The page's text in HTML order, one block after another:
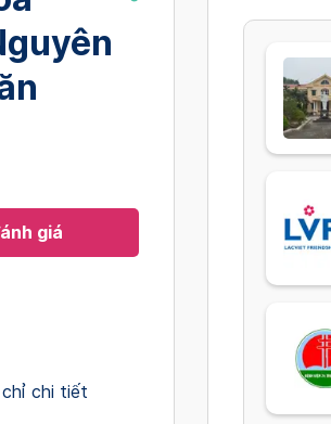
giá
chi tiết